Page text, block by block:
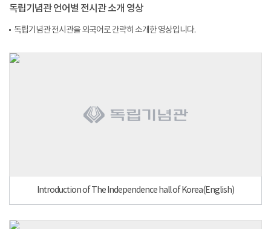
독립기념관 언어별 전시관 소개 영상
독립기념관 전시관을 외국어로 간략히 소개한 영상입니다.
Introduction of The Independence hall of Korea(English)